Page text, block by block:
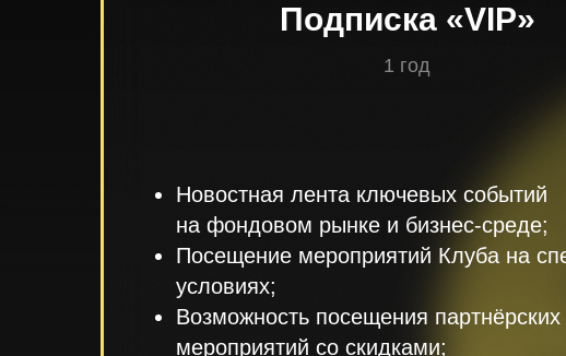
Подписка «VIP»
Новостная лента ключевых событий
на фондовом рынке и бизнес-среде;
Посещение мероприятий Клуба на
условиях;
Возможность посещения партнёрских
мероприятий со скидками;
1 год